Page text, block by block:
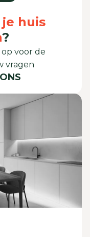
je huis
?
voor de
vragen